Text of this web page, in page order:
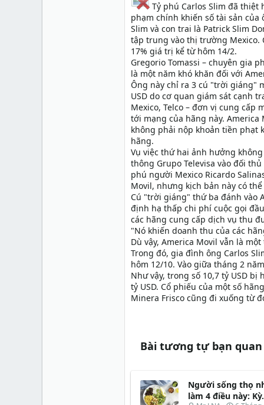
Tỷ phú Carlos Slim đã thiệt
phạm chính khiến số tài sản
Slim và con trai là Patrick Slim
tập trung vào thị trường Mexico.
17% giá trị kể từ hôm 14/2.
Gregorio Tomassi – chuyên gia
là một năm khó khăn đối với
Ông này chỉ ra 3 cú "trời giáng"
USD do cơ quan giám sát cạnh
Mexico, Telco – đơn vị cung cấp
tới mạng của hãng này. America
không phải nộp khoản tiền phạt
hãng.
Vụ việc thứ hai ảnh hưởng
thông Grupo Televisa vào đối
phú người Mexico Ricardo
Movil, nhưng kịch bản này có
Cú "trời giáng" thứ ba đánh vào
định hạ thấp chi phí cuộc gọi
các hãng cung cấp dịch vụ thu
"Nó khiến doanh thu của các
Dù vậy, America Movil vẫn là
Trong đó, gia đình ông Carlos
hôm 12/10. Vào giữa tháng 2
Như vậy, trong số 10,7 tỷ USD
tỷ USD. Cổ phiếu của một số
Minera Frisco cũng đi xuống từ
Bài tương tự bạn
Người sống thọ
làm 4 điều này: